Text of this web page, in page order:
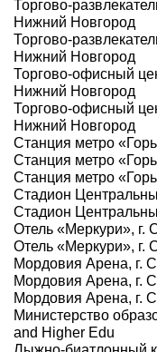
Торгово-
Нижний Новгород
Торгово-
Нижний Новгород
Торгово-офисный
Нижний Новгород
Торгово-офисный
Нижний Новгород
Станция метро
Станция метро
Станция метро
Стадион
Стадион
Отель «Меркури», г.
Отель «Меркури», г.
Мордовия Арена, г.
Мордовия Арена, г.
Мордовия Арена, г.
Министерство
and Higher Edu